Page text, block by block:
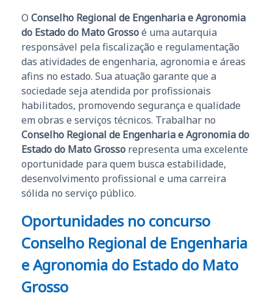
O Conselho Regional de Engenharia e Agronomia
do Estado do Mato Grossoé uma autarquia
responsável pela fiscalização e regulamentação
das atividades de engenharia, agronomia e áreas
afins no estado. Sua atuação garante que a
sociedade seja atendida por profissionais
habilitados, promovendo segurança e qualidade
em obras e serviços técnicos. Trabalhar no
Conselho Regional de Engenharia e Agronomia do
Estado do Mato Grosso representa uma excelente
oportunidade para quem busca estabilidade,
desenvolvimento profissional e uma carreira
sólida no serviço público.
Oportunidades no concurso
Conselho Regional de Engenharia
e Agronomia do Estado do Mato
Grosso